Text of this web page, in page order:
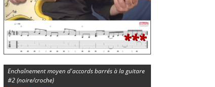
***
Enchaînement moyen d'accords barrés à la guitare
#2 (noire/croche)